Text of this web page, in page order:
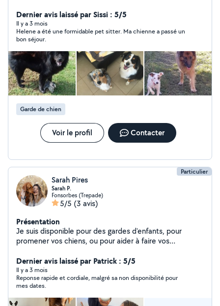
Aby (Golden retriever) est ravie d'avoir des
compagnons de passage. Je suis en maison avec Jardin
clôturé de 600m2 Quoi de mieux que les animaux pour
connaître ses voisins
Dernier avis laissé par Sissi : 5/5
Il y a 3 mois
Helene a été une formidable pet sitter. Ma chienne a passé un
bon séjour.
Garde de chien
Voir le profil Contacter
Particulier
Sarah Pires
Sarah P.
Fonsorbes (Trepade)
5/5 (3 avis)
Présentation
Je suis disponible pour des gardes d'enfants, pour
promener vos chiens, ou pour aider à faire vos
Dernier avis laissé par Patrick : 5/5
Il y a 3 mois
Reponse rapide et cordiale, malgré sa non disponibilité pour
mes dates.